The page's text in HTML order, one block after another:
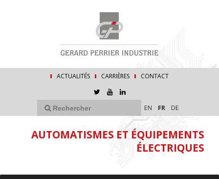
ACTUALITÉS CARRIÈRES CONTACT
EN FR DE
AUTOMATISMES ET ÉQUIPEMENTS
ÉLECTRIQUES